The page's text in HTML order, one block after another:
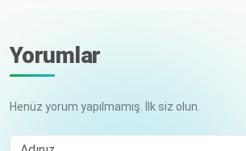
Yorumlar
Henüz yorum yapılmamış. İlk siz olun.
Adınız